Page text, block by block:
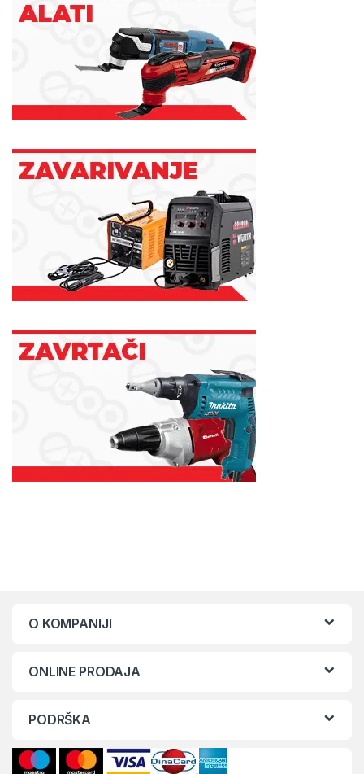
O KOMPANIJI
ONLINE PRODAJA
PODRŠKA